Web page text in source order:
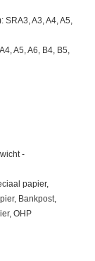
A3, A4, A5,
A5, A6, B4, B5,
-
papier,
Bankpost,
OHP